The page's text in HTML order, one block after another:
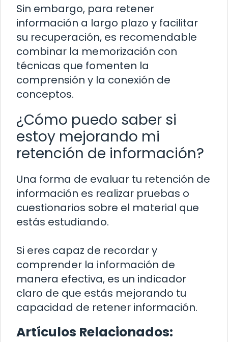
Sin embargo, para retener
información a largo plazo y facilitar
su recuperación, es recomendable
combinar la memorización con
técnicas que fomenten la
comprensión y la conexión de
conceptos.
¿Cómo puedo saber si
estoy mejorando mi
retención de información?
Una forma de evaluar tu retención de
información es realizar pruebas o
cuestionarios sobre el material que
estás estudiando.
Si eres capaz de recordar y
comprender la información de
manera efectiva, es un indicador
claro de que estás mejorando tu
capacidad de retener información.
Artículos Relacionados: